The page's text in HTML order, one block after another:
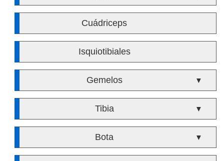
Cuádriceps
Isquiotibiales
Gemelos ▼
Tibia ▼
Bota ▼